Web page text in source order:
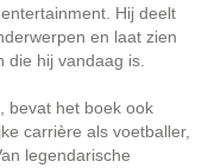
Hij deelt
en laat zien
hij vandaag is.
bevat het boek ook
carrière als voetballer,
legendarische